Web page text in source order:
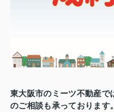
東大阪市のミーツ不動産で
のご相談も承っております